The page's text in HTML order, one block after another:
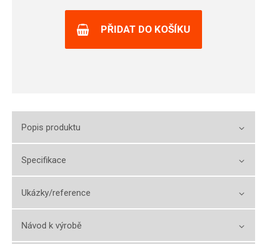
PŘIDAT DO KOŠÍKU
Popis produktu
Specifikace
Ukázky/reference
Návod k výrobě